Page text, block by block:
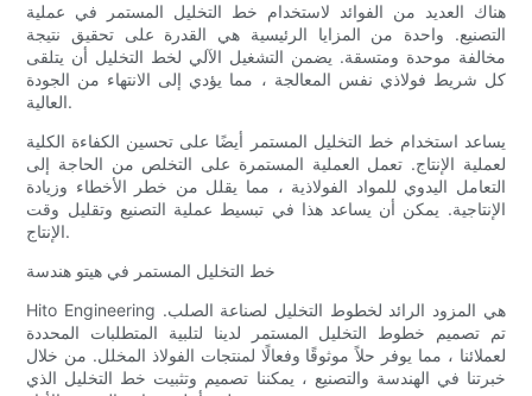
هناك العديد من الفوائد لاستخدام خط التخليل المستمر في عملية
التصنيع. واحدة من المزايا الرئيسية هي القدرة على تحقيق نتيجة
مخالفة موحدة ومتسقة. يضمن التشغيل الآلي لخط التخليل أن يتلقى
كل شريط فولاذي نفس المعالجة ، مما يؤدي إلى الانتهاء من الجودة
العالية.
يساعد استخدام خط التخليل المستمر أيضًا على تحسين الكفاءة الكلية
لعملية الإنتاج. تعمل العملية المستمرة على التخلص من الحاجة إلى
التعامل اليدوي للمواد الفولاذية ، مما يقلل من خطر الأخطاء وزيادة
الإنتاجية. يمكن أن يساعد هذا في تبسيط عملية التصنيع وتقليل وقت
الإنتاج.
خط التخليل المستمر في هيتو هندسة
Hito Engineering هي المزود الرائد لخطوط التخليل لصناعة الصلب.
تم تصميم خطوط التخليل المستمر لدينا لتلبية المتطلبات المحددة
لعملائنا ، مما يوفر حلاً موثوقًا وفعالًا لمنتجات الفولاذ المخلل. من خلال
خبرتنا في الهندسة والتصنيع ، يمكننا تصميم وتثبيت خط التخليل الذي